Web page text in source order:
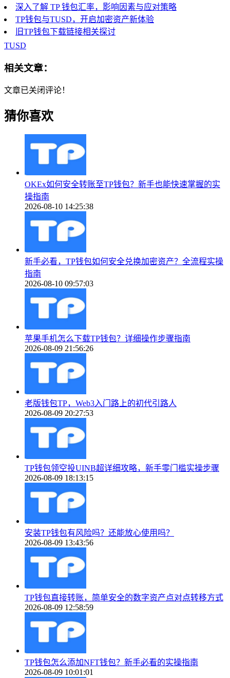
深入了解 TP 钱包汇率，影响因素与应对策略
TP钱包与TUSD，开启加密资产新体验
旧TP钱包下载链接相关探讨
TUSD
相关文章：
文章已关闭评论！
猜你喜欢
OKEx如何安全转账至TP钱包？新手也能快速掌握的实
操指南
2026-08-10 14:25:38
新手必看，TP钱包如何安全兑换加密资产？全流程实操
指南
2026-08-10 09:57:03
苹果手机怎么下载TP钱包？详细操作步骤指南
2026-08-09 21:56:26
老版钱包TP，Web3入门路上的初代引路人
2026-08-09 20:27:53
TP钱包领空投UINB超详细攻略，新手零门槛实操步骤
2026-08-09 18:13:15
安装TP钱包有风险吗？还能放心使用吗？
2026-08-09 13:43:56
TP钱包直接转账，简单安全的数字资产点对点转移方式
2026-08-09 12:58:59
TP钱包怎么添加NFT钱包？新手必看的实操指南
2026-08-09 10:01:01